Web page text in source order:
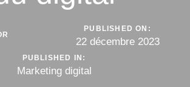
PUBLISHED ON:
22 décembre 2023
PUBLISHED IN:
Marketing digital